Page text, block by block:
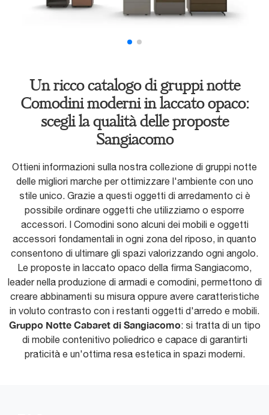
Un ricco catalogo di gruppi notte
Comodini moderni in laccato opaco:
scegli la qualità delle proposte
Sangiacomo
Ottieni informazioni sulla nostra collezione di gruppi notte
delle migliori marche per ottimizzare l'ambiente con uno
stile unico. Grazie a questi oggetti di arredamento ci è
possibile ordinare oggetti che utilizziamo o esporre
accessori. I Comodini sono alcuni dei mobili e oggetti
accessori fondamentali in ogni zona del riposo, in quanto
consentono di ultimare gli spazi valorizzando ogni angolo.
Le proposte in laccato opaco della firma Sangiacomo,
leader nella produzione di armadi e comodini, permettono di
creare abbinamenti su misura oppure avere caratteristiche
in voluto contrasto con i restanti oggetti d'arredo e mobili.
Gruppo Notte Cabaret di Sangiacomo: si tratta di un tipo
di mobile contenitivo poliedrico e capace di garantirti
praticità e un'ottima resa estetica in spazi moderni.